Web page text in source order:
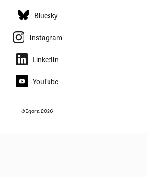
Bluesky
Instagram
LinkedIn
YouTube
©Egora 2026